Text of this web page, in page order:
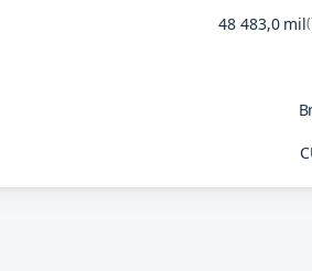
48 483,0 mil